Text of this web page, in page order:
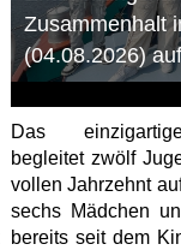
Zusammenhalt
(04.08.2026)
Das
begleitet zwölf
vollen Jahrzehnt
sechs Mädchen
bereits seit dem